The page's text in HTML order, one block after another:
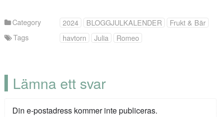
Category 2024 BLOGGJULKALENDER
Frukt & Bär
Tags
havtorn Julia Romeo
Lämna ett svar
Din e-postadress kommer inte publiceras.